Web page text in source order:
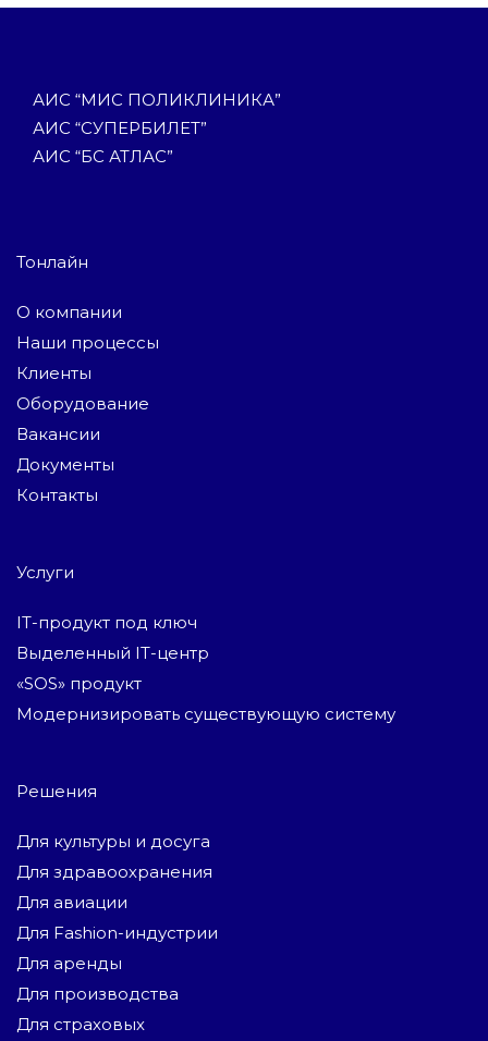
АИС “МИС ПОЛИКЛИНИКА”
АИС “СУПЕРБИЛЕТ”
АИС “БС АТЛАС”
Тонлайн
О компании
Наши процессы
Клиенты
Оборудование
Вакансии
Документы
Контакты
Услуги
IT-продукт под ключ
Выделенный IT-центр
«SOS» продукт
Модернизировать существующую систему
Решения
Для культуры и досуга
Для здравоохранения
Для авиации
Для Fashion-индустрии
Для аренды
Для производства
Для страховых